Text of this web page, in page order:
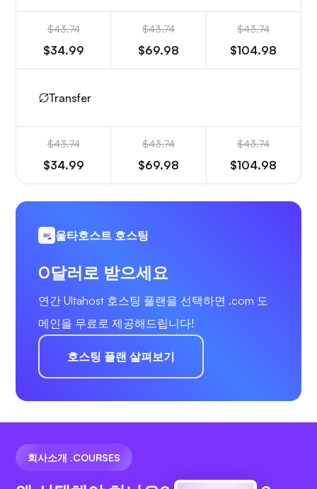
$43.74
$34.99
$43.74
$69.98
$43.74
$104.98
Transfer
$43.74
$34.99
$43.74
$69.98
$43.74
$104.98
울타호스트 호스팅
0달러로 받으세요
연간 Ultahost 호스팅 플랜을 선택하면 .com 도
메인을 무료로 제공해드립니다!
호스팅 플랜 살펴보기
회사소개 .COURSES